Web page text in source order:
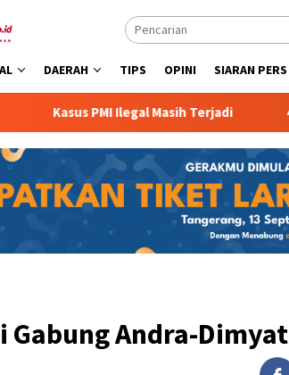
DAERAH TIPS OPINI SIARAN PERS
PMI Ilegal Masih Terjadi 408 Ribu
Gabung Andra-